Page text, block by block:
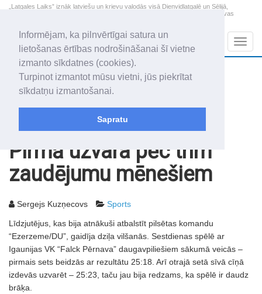
Informējam, ka pilnvērtīgai satura un
lietošanas ērtības nodrošināšanai šī vietne
izmanto sīkdatnes (cookies).
Turpinot izmantot mūsu vietni, jūs piekrītat
sīkdatņu izmantošanai.
Sapratu
„Latgales Laiks” iznāk latviešu un krievu valodās visā Dienvidlatgalē un Sēlijā,
„Latgales Laiks” latviešu valodā aptver Daugavpils valstspilsētu, Augšdaugavas
2026. gada 7. augusts
Piektdiena
Alfrēds, Fredis, Madars
+21.8
Pirmā uzvara pēc trim
zaudējumu mēnešiem
Sergejs Kuzņecovs Sports
Līdzjutējus, kas bija atnākuši atbalstīt pilsētas komandu
“Ezerzeme/DU”, gaidīja dziļa vilšanās. Sestdienas spēlē ar
Igaunijas VK “Falck Pērnava” daugavpiliešiem sākumā veicās –
pirmais sets beidzās ar rezultātu 25:18. Arī otrajā setā sīvā cīņā
izdevās uzvarēt – 25:23, taču jau bija redzams, ka spēlē ir daudz
brāķa.